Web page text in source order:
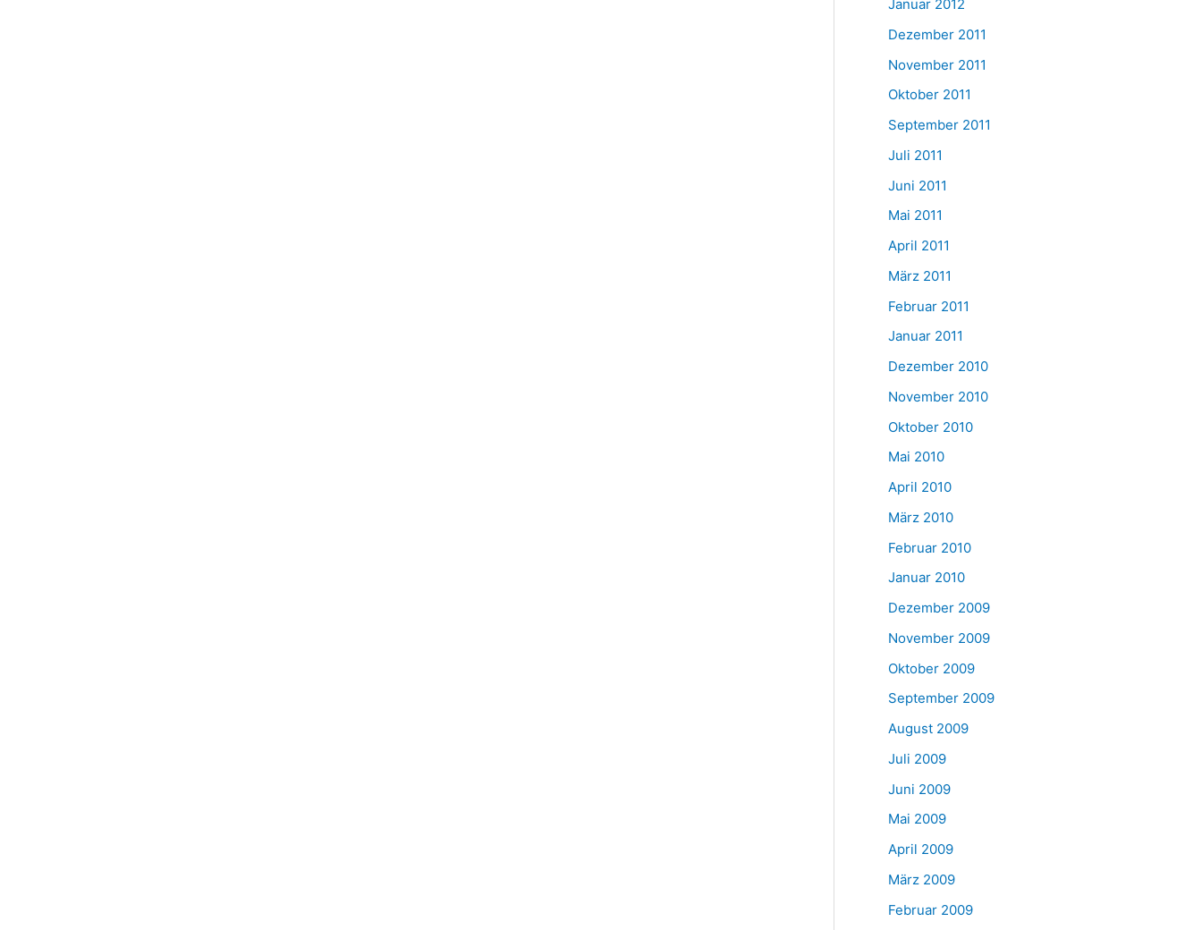
Januar 2012
Dezember 2011
November 2011
Oktober 2011
September 2011
Juli 2011
Juni 2011
Mai 2011
April 2011
März 2011
Februar 2011
Januar 2011
Dezember 2010
November 2010
Oktober 2010
Mai 2010
April 2010
März 2010
Februar 2010
Januar 2010
Dezember 2009
November 2009
Oktober 2009
September 2009
August 2009
Juli 2009
Juni 2009
Mai 2009
April 2009
März 2009
Februar 2009